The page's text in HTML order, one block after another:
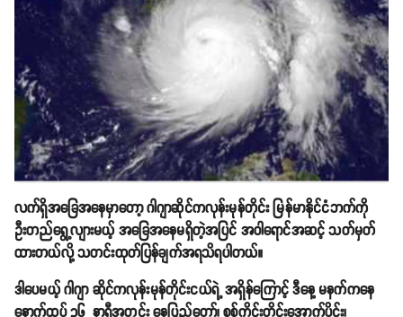
လက်ရှိအခြေအနေမှာတော့ ဂါဂျာဆိုင်ကလုန်းမုန်တိုင်း မြန်မာနိုင်ငံဘက်ကို
ဦးတည်ရွေ့လျားမယ့် အခြေအနေမရှိတဲ့အပြင် အဝါရောင်အဆင့် သတ်မှတ်
ထားတယ်လို့ သတင်းထုတ်ပြန်ချက်အရသိရပါတယ်။
ဒါပေမယ့် ဂါဂျာ ဆိုင်ကလုန်းမုန်တိုင်းငယ်ရဲ့ အရှိန်ကြောင့် ဒီနေ့ မနက်ကနေ